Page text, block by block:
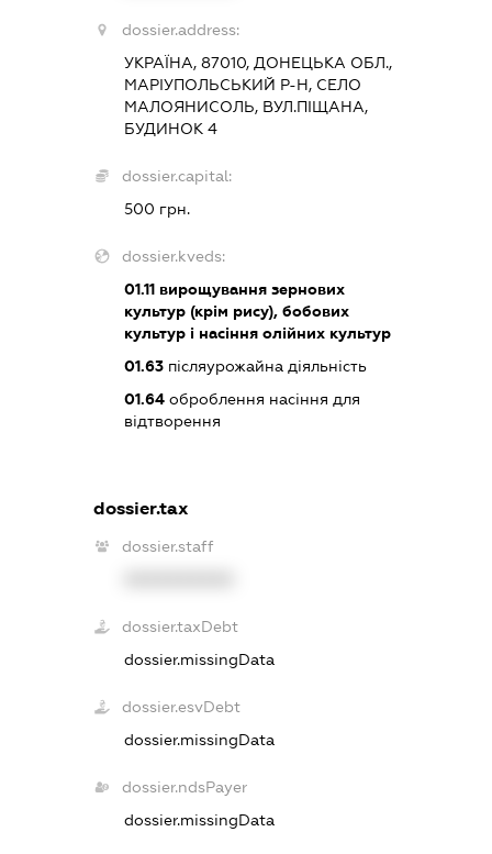
dossier.address:
УКРАЇНА, 87010, ДОНЕЦЬКА ОБЛ.,
МАРІУПОЛЬСЬКИЙ Р-Н, СЕЛО
МАЛОЯНИСОЛЬ, ВУЛ.ПІЩАНА,
БУДИНОК 4
dossier.capital:
500 грн.
dossier.kveds:
01.11 вирощування зернових
культур (крім рису), бобових
культур і насіння олійних культур
01.63 післяурожайна діяльність
01.64 оброблення насіння для
відтворення
dossier.tax
dossier.staff
dossier.taxDebt
dossier.missingData
dossier.esvDebt
dossier.missingData
dossier.ndsPayer
dossier.missingData